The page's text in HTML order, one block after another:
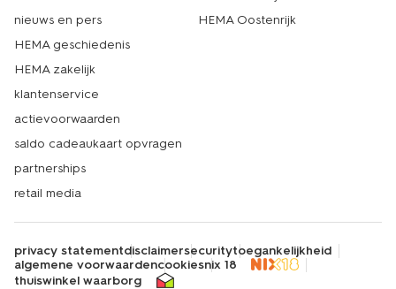
nieuws en pers
HEMA geschiedenis
HEMA zakelijk
klantenservice
actievoorwaarden
saldo cadeaukaart opvragen
partnerships
retail media
HEMA Oostenrijk
privacy statementdisclaimersecuritytoegankelijkheid
algemene voorwaardencookiesnix 18
thuiswinkel waarborg